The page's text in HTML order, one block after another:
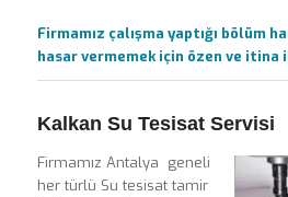
Firmamız çalışma yaptığı bölüm
hasar vermemek için özen ve itina
Kalkan Su Tesisat Servisi
Firmamız Antalya geneli
her türlü Su tesisat tamir